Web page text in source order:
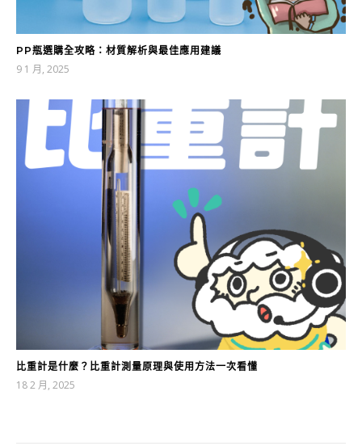
PP瓶選購全攻略：材質解析與最佳應用建議
9 1 月, 2025
比重計是什麼？比重計測量原理與使用方法一次看懂
18 2 月, 2025